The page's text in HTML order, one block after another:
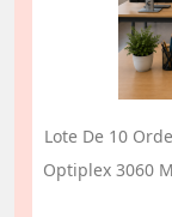
Lote De 10
Optiplex 3060